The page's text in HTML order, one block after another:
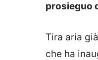
prosieguo
Tira aria
che ha